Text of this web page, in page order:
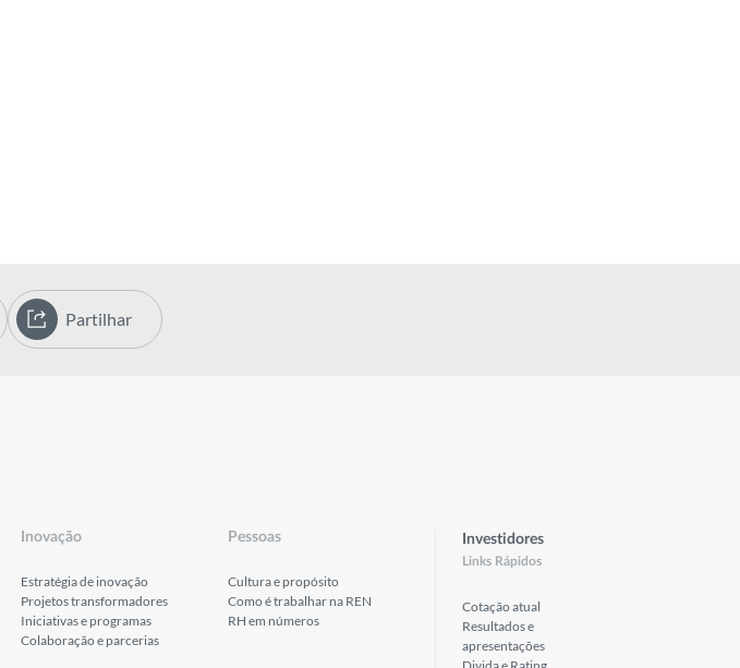
Partilhar
Inovação
Estratégia de inovação
Projetos transformadores
Iniciativas e programas
Colaboração e parcerias
Pessoas
Cultura e propósito
Como é trabalhar na REN
RH em números
Investidores
Links Rápidos
Cotação atual
Resultados e
apresentações